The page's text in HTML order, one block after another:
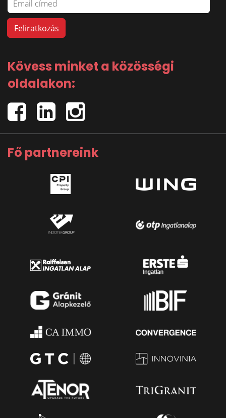
Kövess minket a közösségi
oldalakon:
Fő partnereink